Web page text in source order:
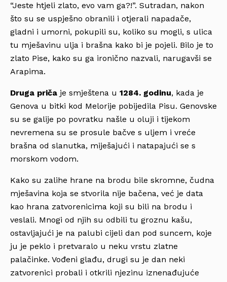
“Jeste htjeli zlato, evo vam ga?!”. Sutradan, nakon
što su se uspješno obranili i otjerali napadače,
gladni i umorni, pokupili su, koliko su mogli, s ulica
tu mješavinu ulja i brašna kako bi je pojeli. Bilo je to
zlato Pise, kako su ga ironično nazvali, narugavši se
Arapima.
Druga priča je smještena u 1284. godinu, kada je
Genova u bitki kod Melorije pobijedila Pisu. Genovske
su se galije po povratku našle u oluji i tijekom
nevremena su se prosule bačve s uljem i vreće
brašna od slanutka, miješajući i natapajući se s
morskom vodom.
Kako su zalihe hrane na brodu bile skromne, čudna
mješavina koja se stvorila nije bačena, već je data
kao hrana zatvorenicima koji su bili na brodu i
veslali. Mnogi od njih su odbili tu groznu kašu,
ostavljajući je na palubi cijeli dan pod suncem, koje
ju je peklo i pretvaralo u neku vrstu zlatne
palačinke. Vođeni glađu, drugi su je dan neki
zatvorenici probali i otkrili njezinu iznenađujuće